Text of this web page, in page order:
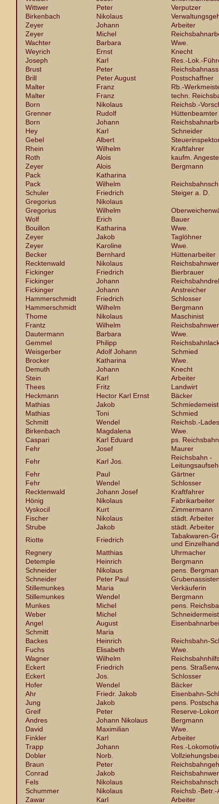
Wittwer
Peter
Verputzer
Birkenbach
Nikolaus
Zeyer
Johann
Arbeiter
Zeyer
Michel
Wachter
Barbara
Wwe.
Weyrich
Ernst
Knecht
Joseph
Karl
Res.-Lok.-
Brust
Peter
Brill
Peter August
Postschaffner
Malter
Franz
Rb.-
Malter
Franz
techn.
Born
Nikolaus
Reichsb.-
Grenner
Rudolf
Hüttenbeamter
Born
Johann
Hey
Karl
Schneider
Gebel
Albert
Rhein
Wilhelm
Kraftfahrer
Roth
Alois
kaufm.
Zeyer
Alois
Bergmann
Pack
Katharina
Pack
Wilhelm
Schuler
Friedrich
Steiger a. D.
Gregorius
Nikolaus
Gregorius
Wilhelm
Wolf
Erich
Bauer
Bouillon
Katharina
Wwe.
Zeyer
Jakob
Taglöhner
Zeyer
Karoline
Wwe.
Becker
Bernhard
Hüttenarbeiter
Recktenwald
Nikolaus
Fickinger
Friedrich
Bierbrauer
Fickinger
Johann
Fickinger
Johann
Anstreicher
Hammerschmidt
Friedrich
Schlosser
Hammerschmidt
Wilhelm
Bergmann
Thome
Nikolaus
Maschinist
Frantz
Wilhelm
Dautermann
Barbara
Wwe.
Gemmel
Philipp
Weisgerber
Adolf Johann
Schmied
Brocker
Katharina
Wwe.
Demuth
Johann
Knecht
Stein
Karl
Arbeiter
Thees
Fritz
Landwirt
Heckmann
Hector Karl Ernst
Bäcker
Mathias
Jakob
Mathias
Toni
Schmied
Schmitt
Wendel
Reichsb.-
Birkenbach
Magdalena
Wwe.
Caspari
Karl Eduard
ps.
Fehr
Josef
Maurer
Fehr
Karl Jos.
Reichsbahn -
Fehr
Paul
Gärtner
Fehr
Wendel
Schlosser
Recktenwald
Johann Josef
Kraftfahrer
Hönig
Nikolaus
Fabrikarbeiter
Vyskocil
Kurt
Zimmermann
Fischer
Nikolaus
städt. Arbeiter
Strube
Jakob
städt. Arbeiter
Riotte
Friedrich
Tabakwaren-
und
Regnery
Matthias
Uhrmacher
Detemple
Heinrich
Bergmann
Schneider
Nikolaus
pens.
Schneider
Peter Paul
Stillemunkes
Maria
Verkäuferin
Stillemunkes
Wendel
Bergmann
Munkes
Michel
pens.
Weber
Michel
Angel
August
Schmitt
Maria
Backes
Heinrich
Reichsbahn-
Fuchs
Elisabeth
Wwe.
Wagner
Wilhelm
Eckert
Friedrich
pens.
Eckert
Jos.
Schlosser
Hofer
Wendel
Bäcker
Ahr
Friedr. Jakob
Eisenbahn-
Jung
Jakob
pens.
Greif
Peter
Reserve-
Andres
Johann Nikolaus
Bergmann
David
Maximilian
Wwe.
Finkler
Karl
Arbeiter
Trapp
Johann
Res.-
Dobler
Norb.
Braun
Peter
Conrad
Jakob
Fels
Nikolaus
Schummer
Nikolaus
Reichsb.-Betr.-
Zawar
Karl
Arbeiter